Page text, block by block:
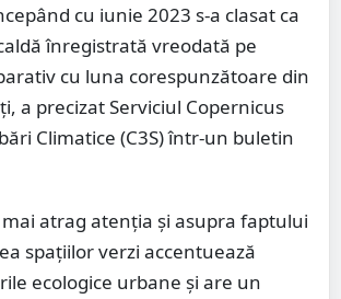
cu iunie 2023 s-a clasat ca
înregistrată vreodată pe
cu luna corespunzătoare din
a precizat Serviciul Copernicus
Climatice (C3S) într-un buletin
atrag atenția și asupra faptului
spaţiilor verzi accentuează
ecologice urbane şi are un